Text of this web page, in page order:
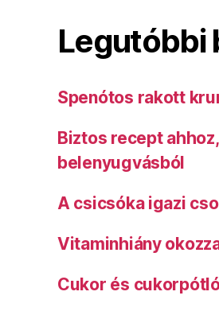
Legutóbbi
Spenótos rakott
Biztos recept
belenyugvásból
A csicsóka igazi
Vitaminhiány
Cukor és